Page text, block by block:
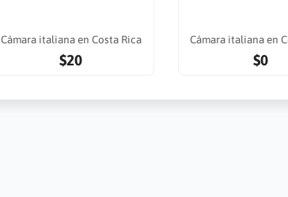
Cámara italiana en Costa Rica
$20
Cámara italiana en
$0